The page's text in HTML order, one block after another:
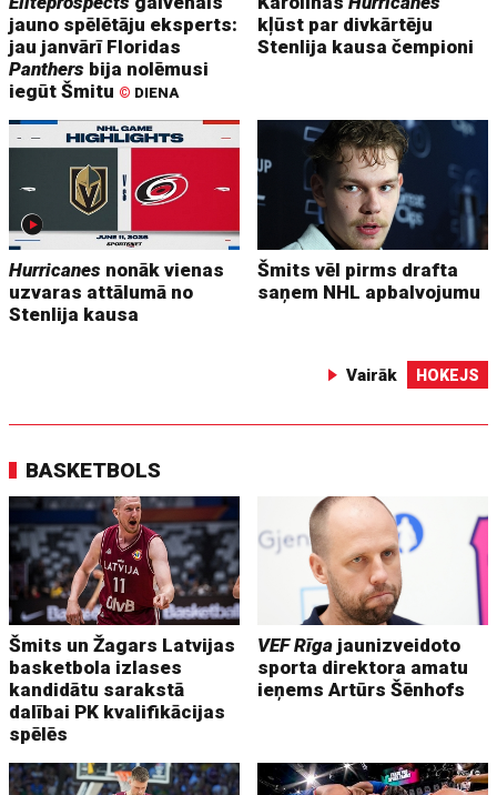
jauno spēlētāju eksperts:
jau janvārī Floridas
Panthers bija nolēmusi
iegūt Šmitu © DIENA
kļūst par divkārtēju
Stenlija kausa čempioni
Hurricanes nonāk vienas
uzvaras attālumā no
Stenlija kausa
Šmits vēl pirms drafta
saņem NHL apbalvojumu
Vairāk HOKEJS
BASKETBOLS
Šmits un Žagars Latvijas
basketbola izlases
kandidātu sarakstā
dalībai PK kvalifikācijas
spēlēs
VEF Rīga jaunizveidoto
sporta direktora amatu
ieņems Artūrs Šēnhofs